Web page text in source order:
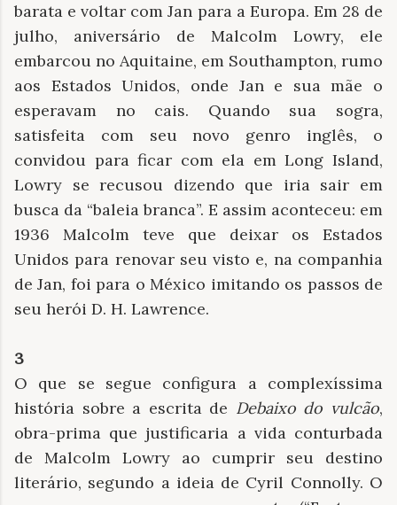
barata e voltar com Jan para a Europa. Em 28 de
julho, aniversário de Malcolm Lowry, ele
embarcou no Aquitaine, em Southampton, rumo
aos Estados Unidos, onde Jan e sua mãe o
esperavam no cais. Quando sua sogra,
satisfeita com seu novo genro inglês, o
convidou para ficar com ela em Long Island,
Lowry se recusou dizendo que iria sair em
busca da “baleia branca”. E assim aconteceu: em
1936 Malcolm teve que deixar os Estados
Unidos para renovar seu visto e, na companhia
de Jan, foi para o México imitando os passos de
seu herói D. H. Lawrence.
3
O que se segue configura a complexíssima
história sobre a escrita de Debaixo do vulcão,
obra-prima que justificaria a vida conturbada
de Malcolm Lowry ao cumprir seu destino
literário, segundo a ideia de Cyril Connolly. O